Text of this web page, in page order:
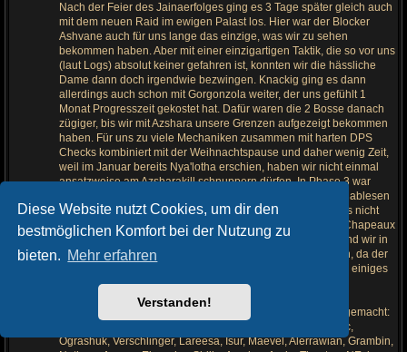
Diese Website nutzt Cookies, um dir den
bestmöglichen Komfort bei der Nutzung zu
bieten. Mehr erfahren
Verstanden!
Nach der Feier des Jainaerfolges ging es 3 Tage später gleich auch
mit dem neuen Raid im ewigen Palast los. Hier war der Blocker
Ashvane auch für uns lange das einzige, was wir zu sehen
bekommen haben. Aber mit einer einzigartigen Taktik, die so vor uns
(laut Logs) absolut keiner gefahren ist, konnten wir die hässliche
Dame dann doch irgendwie bezwingen. Knackig ging es dann
allerdings auch schon mit Gorgonzola weiter, der uns gefühlt 1
Monat Progresszeit gekostet hat. Dafür waren die 2 Bosse danach
zügiger, bis wir mit Azshara unsere Grenzen aufgezeigt bekommen
haben. Für uns zu viele Mechaniken zusammen mit harten DPS
Checks kombiniert mit der Weihnachtspause und daher wenig Zeit,
weil im Januar bereits Nya'lotha erschien, haben wir nicht einmal
ansatzweise am Azsharakill schnuppern dürfen. In Phase 3 war
Endstation, und diese haben wir auch an ein paar Händen ablesen
können. Wie wowprogress gezeigt hat, waren wir allerdings nicht
die einzigen mit den Problemen in diesem Raid. Deshalb Chapeaux
an alle, die der Tentakeldame trotzen konnten! Übrigens sind wir in
diesem Raid in der Aldor Rangliste von 3 auf 2 gesprungen, da der
Gesangsverein den Chor dicht gemacht hat. Damit ist auch einiges
an Raidqualität vom Server verschwunden.
Nicht ganz Sashimi am Ende des ewigen Palastes haben gemacht:
Sorbi, Forgon, Ezea, Paladinux, Elawuhso, Luminala, Atsoc,
Ograshuk, Verschlinger, Lareesa, Isur, Maevel, Alerrawian, Grambin,